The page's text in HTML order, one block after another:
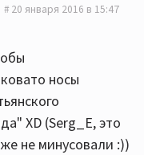
20 января 2016 в 15:47
носы
XD (Serg_E, это
не минусовали :))